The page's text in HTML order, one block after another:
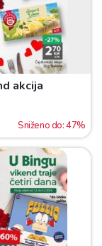
akcija
Sniženo do: 47%